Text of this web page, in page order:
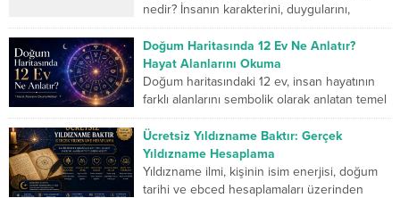
nedir? İnsanın karakterini, duygularını,
düşünme biçimini, ilişkilerini, mücadele
gücünü ve yaşam yolculuğunda geliştirmesi
gereken yönlerini sembolik...
Doğum Haritasında 12 Ev Ne Anlatır?
Hayat Alanlarını Okuma
Doğum haritasındaki 12 ev, insan hayatının
farklı alanlarını sembolik olarak anlatan temel
bölümlerdir. Birinci ev kişinin dış dünyaya
sunduğu kimliği...
Ücretsiz Yıldızname Baktır: Gerçek
Yıldızname Hesaplama
Yıldızname ilmi, kişinin isim enerjisi, doğum
tarihi ve ebced hesaplamaları üzerinden